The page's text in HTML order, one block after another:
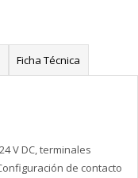
Ficha Técnica
V DC, terminales
de contacto